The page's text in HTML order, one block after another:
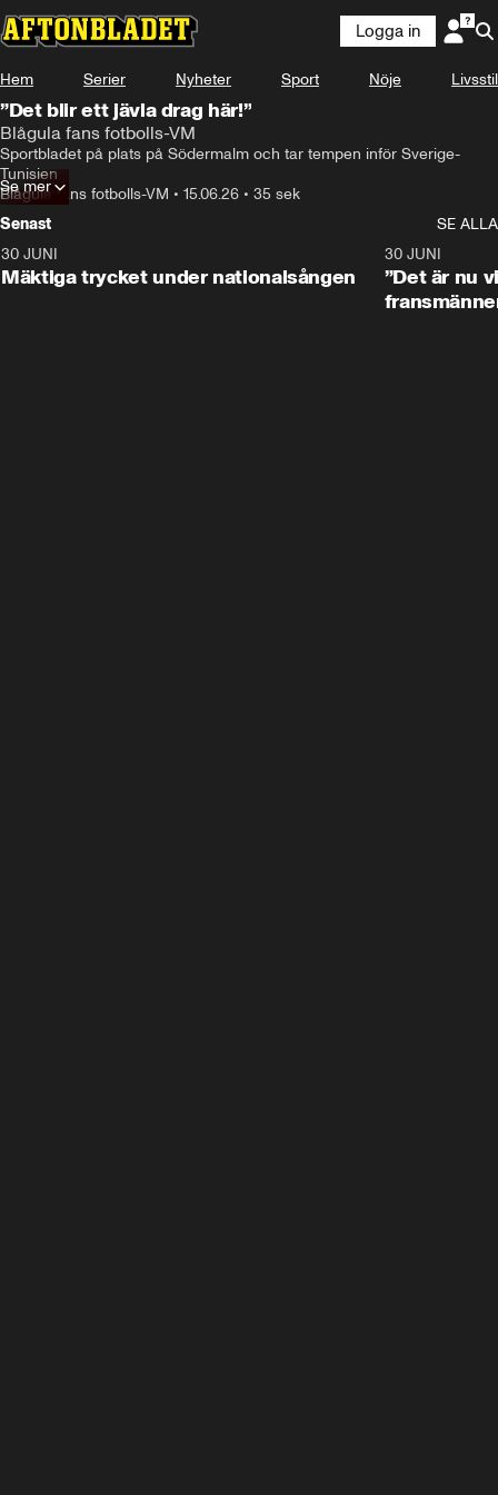
Logga in
Hem Serier Nyheter Sport Nöje Livsstil
”Det blir ett jävla drag här!”
Blågula fans fotbolls-VM
Sportbladet på plats på Södermalm och tar tempen inför Sverige-
Blågula fans fotbolls-VM • 15.06.26 • 35 sek
Se mer
Senast
SE ALLA
30 JUNI
Mäktiga trycket under nationalsången
30 JUNI
”Det är nu